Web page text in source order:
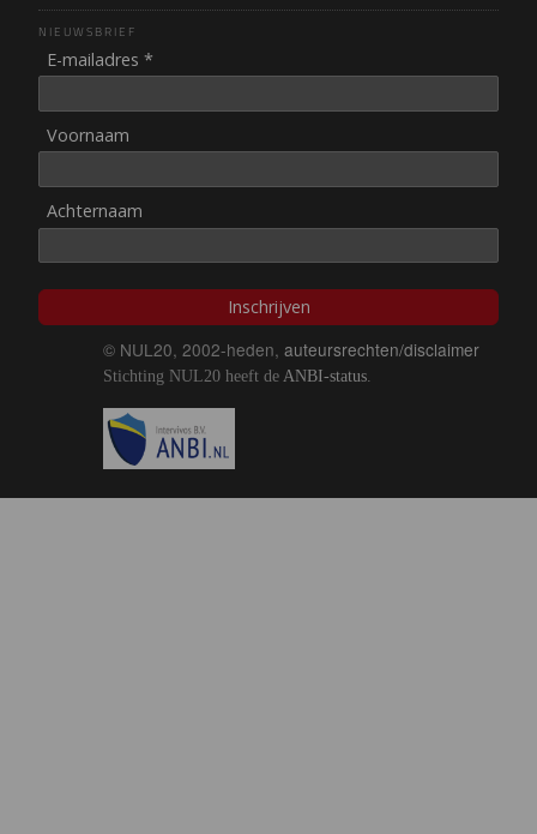
NIEUWSBRIEF
E-mailadres *
Voornaam
Achternaam
Inschrijven
© NUL20, 2002-heden, auteursrechten/disclaimer
Stichting NUL20 heeft de ANBI-status.
Image